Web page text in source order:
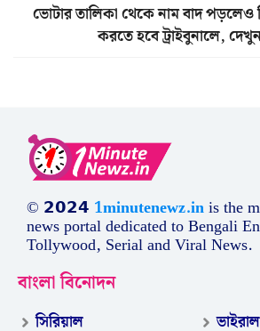
ভোটার তালিকা থেকে নাম বাদ পড়লেও
করতে হবে ট্রাইবুনালে,
© 𝟮𝟬𝟮𝟰 1minutenewz.inis the
news portal dedicated to Bengali
Tollywood, Serial and Viral News.
বাংলা বিনোদন
সিরিয়াল ভাইরাল